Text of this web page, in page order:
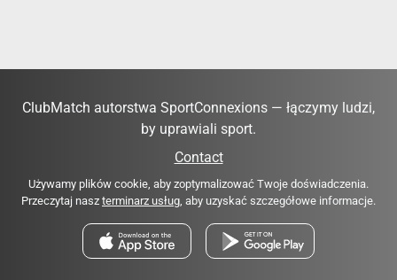
ClubMatch autorstwa SportConnexions — łączymy ludzi,
by uprawiali sport.
Contact
Używamy plików cookie, aby zoptymalizować Twoje doświadczenia.
Przeczytaj nasz terminarz usług, aby uzyskać szczegółowe informacje.